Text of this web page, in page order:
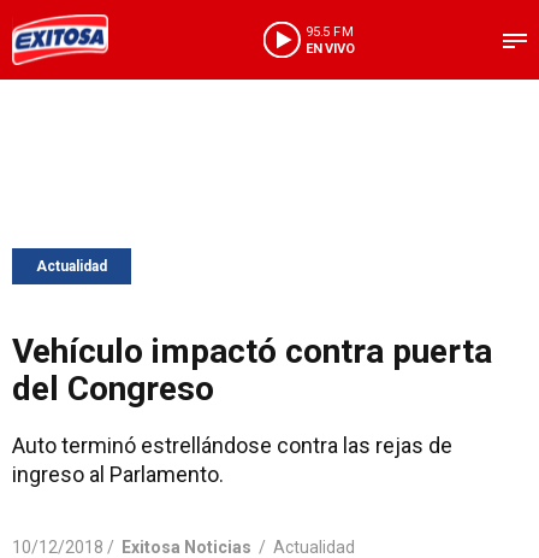
95.5 FM
EN VIVO
Actualidad
Vehículo impactó contra puerta
del Congreso
Auto terminó estrellándose contra las rejas de
ingreso al Parlamento.
10/12/2018 / Exitosa Noticias / Actualidad